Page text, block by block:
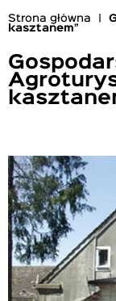
Ścieżka
Strona główna
kasztanem”